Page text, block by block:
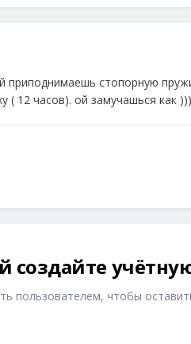
стопорную
( 12 часов). ой замучашься как )))
пользователем, чтобы